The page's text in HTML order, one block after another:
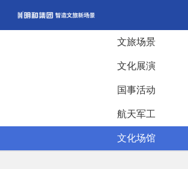
文旅场景
文化展演
国事活动
航天军工
文化场馆